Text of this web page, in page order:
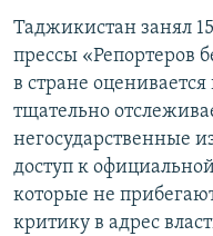
Таджикистан занял
прессы «Репортеров
в стране
тщательно
негосударственные
доступ к
которые не
критику в адрес